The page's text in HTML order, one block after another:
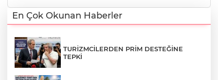
En Çok Okunan Haberler
TURİZMCİLERDEN PRİM DESTEĞİNE
TEPKİ